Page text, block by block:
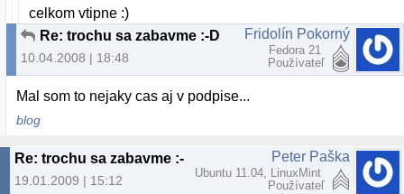
celkom vtipne :)
Re: trochu sa zabavme :-D
10.04.2008 | 18:48
Fridolín Pokorný
Fedora 21
Používateľ
Mal som to nejaky cas aj v podpise...
blog
Re: trochu sa zabavme :-D
19.01.2009 | 15:12
Peter Paška
Ubuntu 11.04, LinuxMint
Používateľ